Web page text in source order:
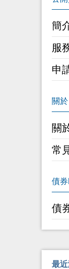
簡
服
申
關
常
債
最